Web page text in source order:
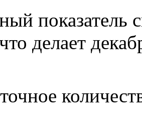
показатель
делает